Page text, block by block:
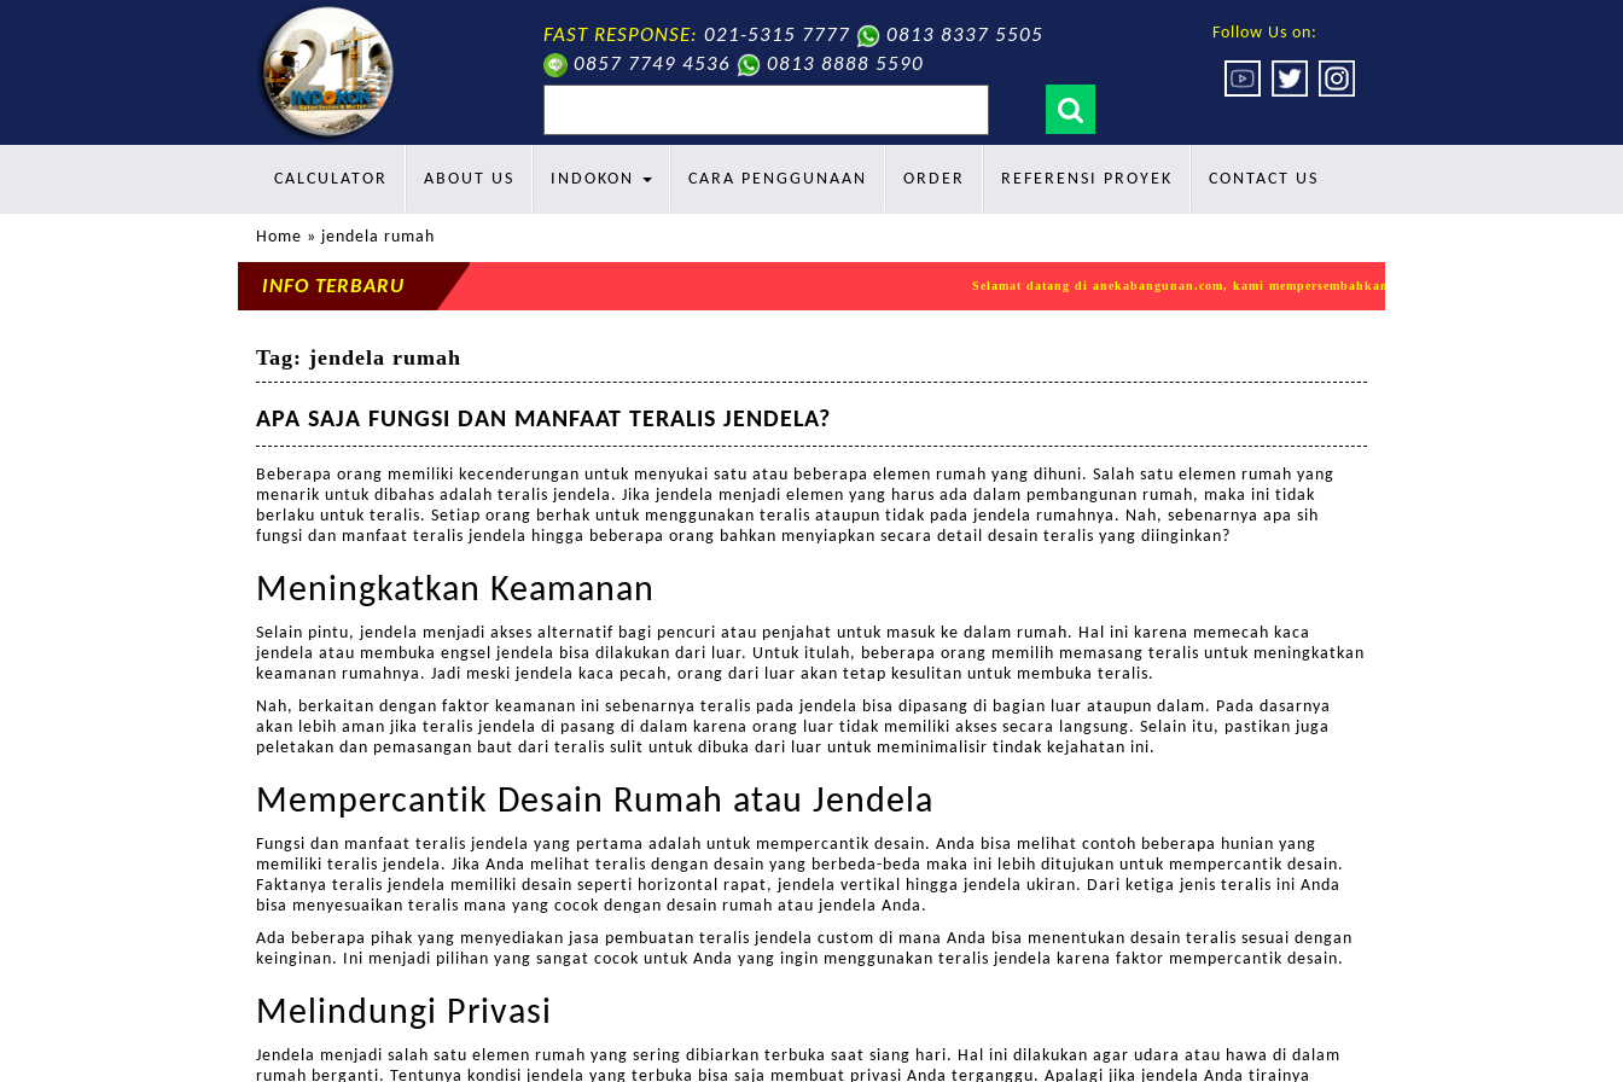
FAST RESPONSE: 021-5315 7777
0813 8337 5505
0857 7749 4536
0813 8888 5590
Follow Us on:
CALCULATOR ABOUT US INDOKON CARA PENGGUNAAN ORDER REFERENSI PROYEK CONTACT US
Home » jendela rumah
INFO TERBARU Selamat datang di anekabangunan.com, kami mempersembahkan produk INDOKON sebagai solusi
Tag: jendela rumah
APA SAJA FUNGSI DAN MANFAAT TERALIS JENDELA?
Beberapa orang memiliki kecenderungan untuk menyukai satu atau beberapa elemen rumah yang dihuni. Salah satu elemen rumah yang
menarik untuk dibahas adalah teralis jendela. Jika jendela menjadi elemen yang harus ada dalam pembangunan rumah, maka ini tidak
berlaku untuk teralis. Setiap orang berhak untuk menggunakan teralis ataupun tidak pada jendela rumahnya. Nah, sebenarnya apa sih
fungsi dan manfaat teralis jendela hingga beberapa orang bahkan menyiapkan secara detail desain teralis yang diinginkan?
Meningkatkan Keamanan
Selain pintu, jendela menjadi akses alternatif bagi pencuri atau penjahat untuk masuk ke dalam rumah. Hal ini karena memecah kaca
jendela atau membuka engsel jendela bisa dilakukan dari luar. Untuk itulah, beberapa orang memilih memasang teralis untuk meningkatkan
keamanan rumahnya. Jadi meski jendela kaca pecah, orang dari luar akan tetap kesulitan untuk membuka teralis.
Nah, berkaitan dengan faktor keamanan ini sebenarnya teralis pada jendela bisa dipasang di bagian luar ataupun dalam. Pada dasarnya
akan lebih aman jika teralis jendela di pasang di dalam karena orang luar tidak memiliki akses secara langsung. Selain itu, pastikan juga
peletakan dan pemasangan baut dari teralis sulit untuk dibuka dari luar untuk meminimalisir tindak kejahatan ini.
Mempercantik Desain Rumah atau Jendela
Fungsi dan manfaat teralis jendela yang pertama adalah untuk mempercantik desain. Anda bisa melihat contoh beberapa hunian yang
memiliki teralis jendela. Jika Anda melihat teralis dengan desain yang berbeda-beda maka ini lebih ditujukan untuk mempercantik desain.
Faktanya teralis jendela memiliki desain seperti horizontal rapat, jendela vertikal hingga jendela ukiran. Dari ketiga jenis teralis ini Anda
bisa menyesuaikan teralis mana yang cocok dengan desain rumah atau jendela Anda.
Ada beberapa pihak yang menyediakan jasa pembuatan teralis jendela custom di mana Anda bisa menentukan desain teralis sesuai dengan
keinginan. Ini menjadi pilihan yang sangat cocok untuk Anda yang ingin menggunakan teralis jendela karena faktor mempercantik desain.
Melindungi Privasi
Jendela menjadi salah satu elemen rumah yang sering dibiarkan terbuka saat siang hari. Hal ini dilakukan agar udara atau hawa di dalam
rumah berganti. Tentunya kondisi jendela yang terbuka bisa saja membuat privasi Anda terganggu. Apalagi jika jendela Anda tirainya